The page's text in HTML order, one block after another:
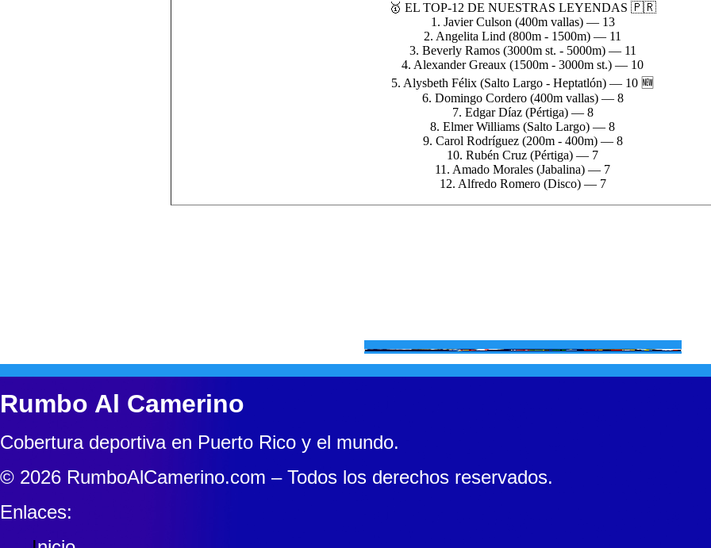
🥇 EL TOP-12 DE NUESTRAS LEYENDAS 🇵🇷
1. Javier Culson (400m vallas) — 13
2. Angelita Lind (800m - 1500m) — 11
3. Beverly Ramos (3000m st. - 5000m) — 11
4. Alexander Greaux (1500m - 3000m st.) — 10
5. Alysbeth Félix (Salto Largo - Heptatlón) — 10 🆕
6. Domingo Cordero (400m vallas) — 8
7. Edgar Díaz (Pértiga) — 8
8. Elmer Williams (Salto Largo) — 8
9. Carol Rodríguez (200m - 400m) — 8
10. Rubén Cruz (Pértiga) — 7
11. Amado Morales (Jabalina) — 7
12. Alfredo Romero (Disco) — 7
Rumbo Al Camerino
Cobertura deportiva en Puerto Rico y el mundo.
© 2026 RumboAlCamerino.com – Todos los derechos reservados.
Enlaces: